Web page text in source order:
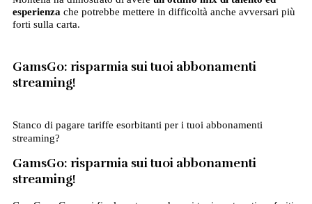
esperienza che potrebbe mettere in difficoltà anche avversari più
forti sulla carta.
GamsGo: risparmia sui tuoi abbonamenti
streaming!
Stanco di pagare tariffe esorbitanti per i tuoi abbonamenti
streaming?
GamsGo: risparmia sui tuoi abbonamenti
streaming!